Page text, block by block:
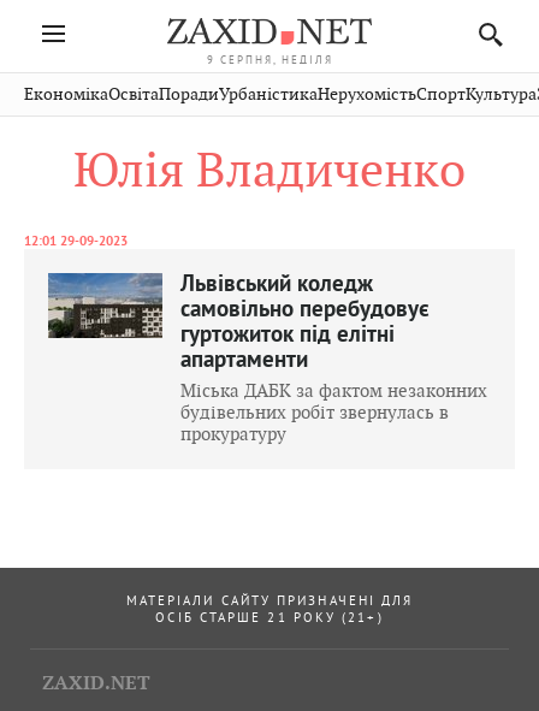
9 СЕРПНЯ, НЕДІЛЯ
Івано-
Франківськ
Тернопіль
Волинь
Рівне
Чернівці
Стрий
Хмельницький
Публікації
Авто СловкоКультура
Кіно Дім СпортКраєзнавство
ЕкономікаОсвітаПорадиУрбаністикаНерухомістьСпортКультура
Юлія Владиченко
12:01 29-09-2023
Львівський коледж
самовільно перебудовує
гуртожиток під елітні
апартаменти
Міська ДАБК за фактом незаконних
будівельних робіт звернулась в
прокуратуру
МАТЕРІАЛИ САЙТУ ПРИЗНАЧЕНІ ДЛЯ
ОСІБ СТАРШЕ 21 РОКУ (21+)
ZAXID.NET